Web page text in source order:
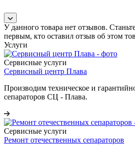
У данного товара нет отзывов.
первым, кто оставил отзыв об этом
Услуги
Сервисные услуги
Сервисный центр Плава
Производим техническое и
сепараторов СЦ - Плава.
Сервисные услуги
Ремонт отечественных сепараторов